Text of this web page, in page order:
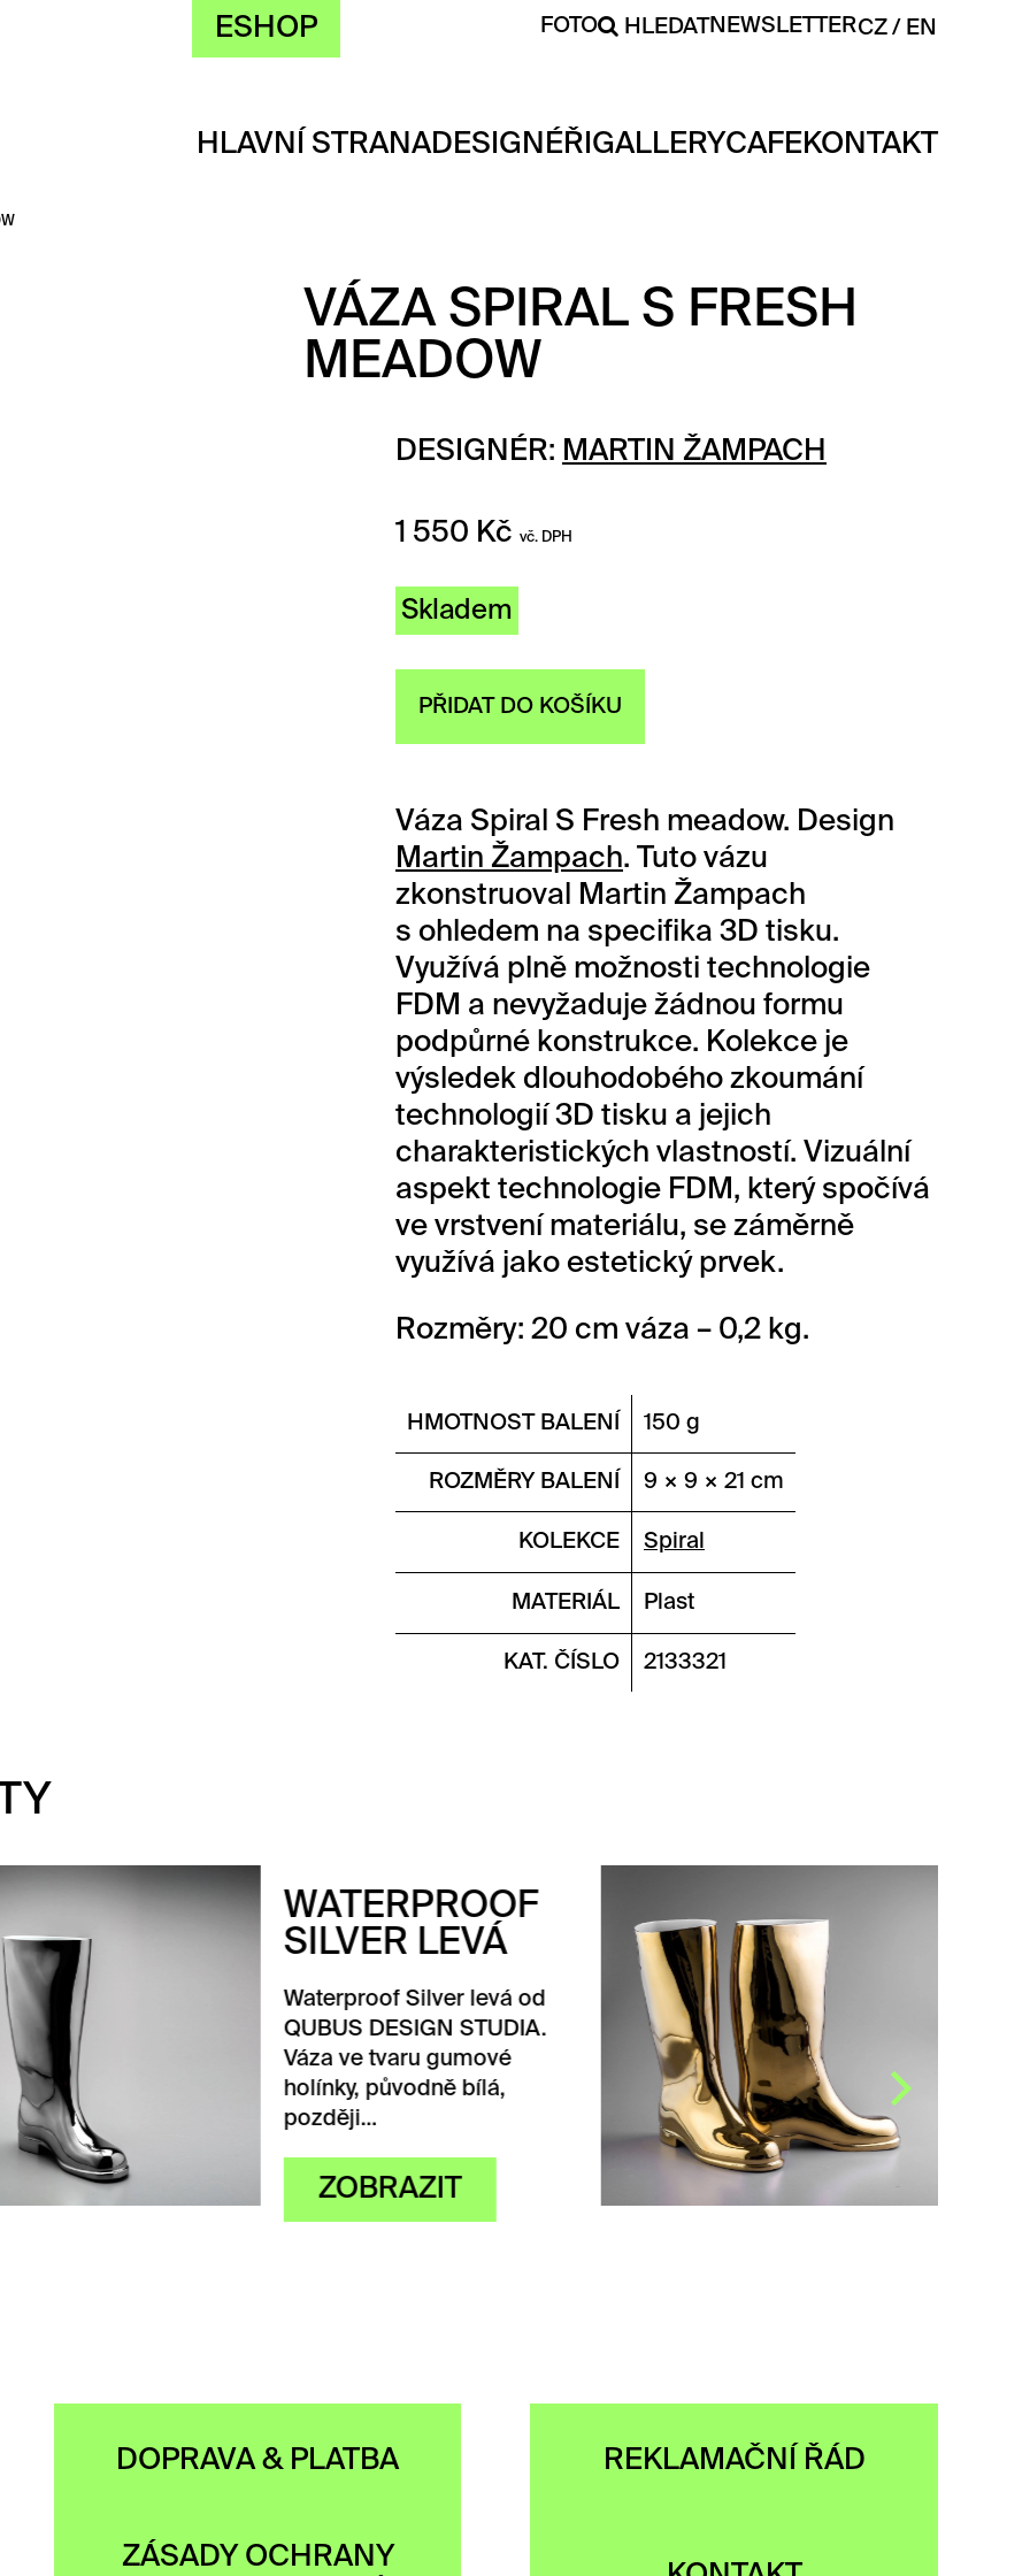
ESHOP FOTO HLEDATNEWSLETTERCZ EN
HLAVNÍ STRANADESIGNÉŘIGALLERYCAFEKONTAKT
VÁZA SPIRAL S FRESH
MEADOW
DESIGNÉR: MARTIN ŽAMPACH
1 550 Kč vč. DPH
Skladem
PŘIDAT DO KOŠÍKU
Váza Spiral S Fresh meadow. Design
Martin Žampach. Tuto vázu
zkonstruoval Martin Žampach
s ohledem na specifika 3D tisku.
Využívá plně možnosti technologie
FDM a nevyžaduje žádnou formu
podpůrné konstrukce. Kolekce je
výsledek dlouhodobého zkoumání
technologií 3D tisku a jejich
charakteristických vlastností. Vizuální
aspekt technologie FDM, který spočívá
ve vrstvení materiálu, se záměrně
využívá jako estetický prvek.
Rozměry: 20 cm váza – 0,2 kg.
HMOTNOST BALENÍ 150 g
ROZMĚRY BALENÍ 9 × 9 × 21 cm
KOLEKCE Spiral
MATERIÁL Plast
KAT. ČÍSLO 2133321
LEVÁ
Silver levá od
DESIGN STUDIA.
ve tvaru gumové
původně bílá,
GOLD LEVÁ
Waterproof Gold levá od
QUBUS DESIGN STUDIA.
Váza ve tvaru gumové
holínky, původně bílá,
později…
ZOBRAZIT
DOPRAVA & PLATBA REKLAMAČNÍ ŘÁD
ZÁSADY OCHRANY